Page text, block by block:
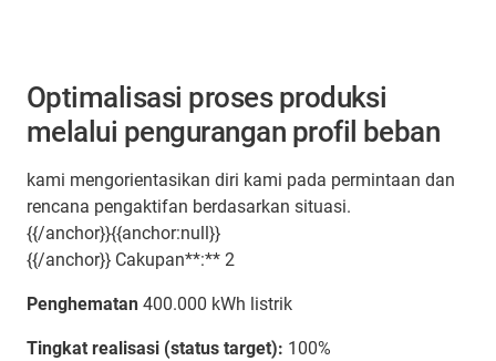
Optimalisasi proses produksi
melalui pengurangan profil beban
kami mengorientasikan diri kami pada permintaan dan
rencana pengaktifan berdasarkan situasi.
{{/anchor}}{{anchor:null}}
{{/anchor}} Cakupan**:** 2
Penghematan 400.000 kWh listrik
Tingkat realisasi (status target): 100%